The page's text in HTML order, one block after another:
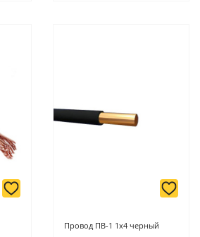
Провод ПВ-1 1х4 черный